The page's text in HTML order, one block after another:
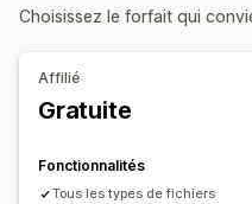
Téléchargement de fichiers
Choisissez le forfait qui
Affilié
Gratuite
Fonctionnalités
Tous les types de fichiers